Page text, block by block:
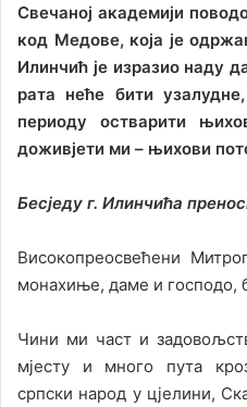
Свечаној академији
код Медове, која је
Илинчић је изразио наду
рата неће бити
периоду остварити
доживјети ми – њихови
Бесједу г. Илинчића
Високопреосвећени
монахиње, даме и господо,
Чини ми част и
мјесту и много пута
српски народ у цјелини,